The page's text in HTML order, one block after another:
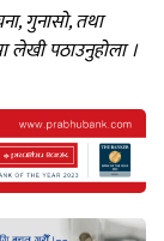
गुनासो, तथा
लेखी पठाउनुहोला ।